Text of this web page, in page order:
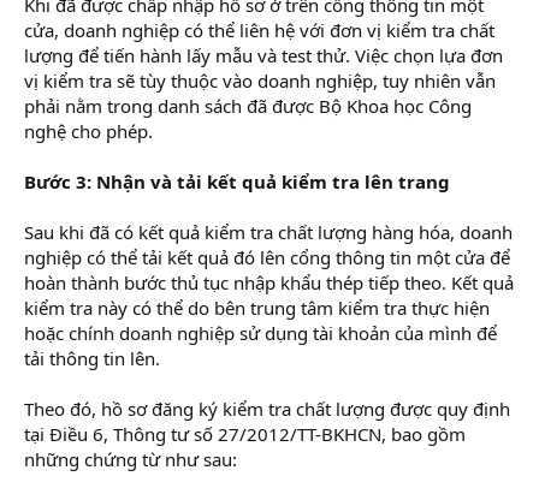
cửa, doanh nghiệp có thể liên hệ với đơn vị kiểm tra chất
lượng để tiến hành lấy mẫu và test thử. Việc chọn lựa đơn
vị kiểm tra sẽ tùy thuộc vào doanh nghiệp, tuy nhiên vẫn
phải nằm trong danh sách đã được Bộ Khoa học Công
nghệ cho phép.
Bước 3: Nhận và tải kết quả kiểm tra lên trang
Sau khi đã có kết quả kiểm tra chất lượng hàng hóa, doanh
nghiệp có thể tải kết quả đó lên cổng thông tin một cửa để
hoàn thành bước thủ tục nhập khẩu thép tiếp theo. Kết quả
kiểm tra này có thể do bên trung tâm kiểm tra thực hiện
hoặc chính doanh nghiệp sử dụng tài khoản của mình để
tải thông tin lên.
Theo đó, hồ sơ đăng ký kiểm tra chất lượng được quy định
tại Điều 6, Thông tư số 27/2012/TT-BKHCN, bao gồm
những chứng từ như sau: